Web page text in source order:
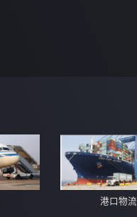
港口物流